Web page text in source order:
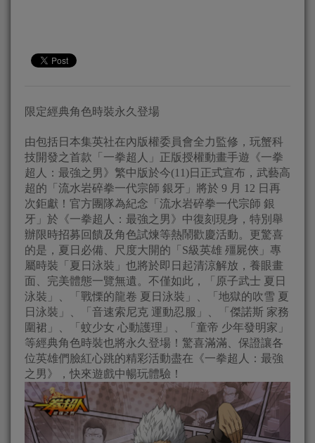
限定經典角色時裝永久登場
由包括日本集英社在內版權委員會全力監修，玩蟹科
技開發之首款「一拳超人」正版授權動畫手遊《一拳
超人：最強之男》繁中版於今(11)日正式宣布，武藝高
超的「流水岩碎拳一代宗師 銀牙」將於 9 月 12 日再
次鉅獻！官方團隊為紀念「流水岩碎拳一代宗師 銀
牙」於《一拳超人：最強之男》中復刻現身，特別舉
辦限時招募回饋及角色試煉等熱鬧歡慶活動。更驚喜
的是，夏日必備、尺度大開的「S級英雄 殭屍俠」專
屬時裝「夏日泳裝」也將於即日起清涼解放，養眼畫
面、完美體態一覽無遺。不僅如此，「原子武士 夏日
泳裝」、「戰慄的龍卷 夏日泳裝」、「地獄的吹雪 夏
日泳裝」、「音速索尼克 運動忍服」、「傑諾斯 家務
圍裙」、「蚊少女 心動護理」、「童帝 少年發明家」
等經典角色時裝也將永久登場！驚喜滿滿、保證讓各
位英雄們臉紅心跳的精彩活動盡在《一拳超人：最強
之男》，快來遊戲中暢玩體驗！